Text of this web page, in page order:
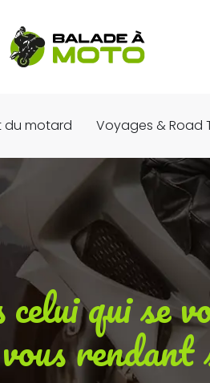
du motard Voyages & Road
qui se
rendant